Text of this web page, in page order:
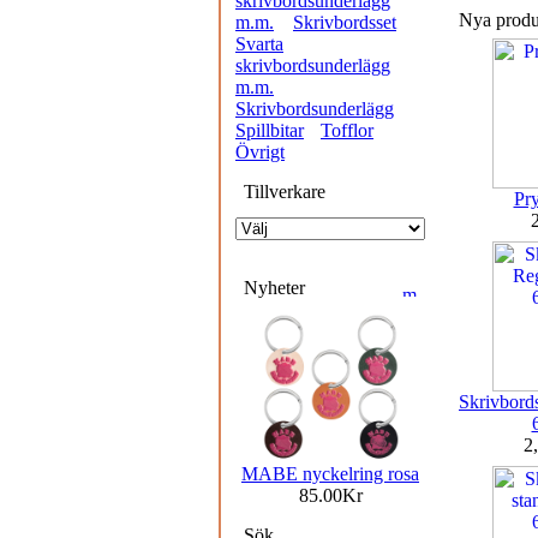
m.m.
Skrivbordsset
Svarta
skrivbordsunderlägg
m.m.
Skrivbordsunderlägg
Spillbitar
Tofflor
Övrigt
Tillverkare
Nyheter
MABE nyckelring rosa
85.00Kr
Nya